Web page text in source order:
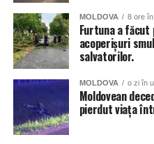
MOLDOVA 8 ore
Furtuna a făcut
acoperișuri
salvatorilor.
MOLDOVA o zi în
Moldovean
pierdut viața